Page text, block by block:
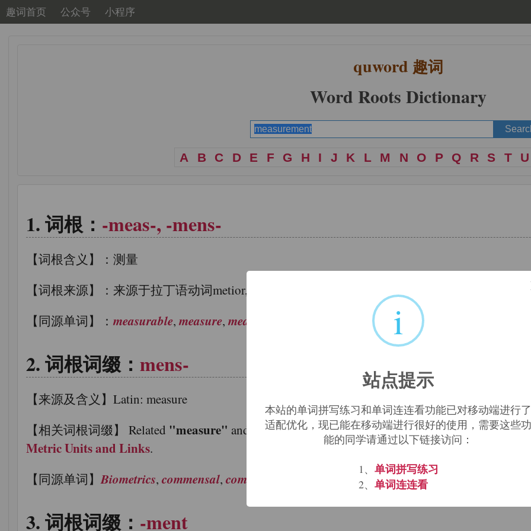
趣词首页 公众号 小程序
quword 趣词
Word Roots Dictionary
A B C D E F G H I J K L M N O P Q R S T U
词根： -meas-, -mens-
【词根含义】：测量
【词根来源】：来源于拉丁语动词metior, metiri, mensus, sum(测量)。可追溯至原始印欧语me-
【同源单词】： measurable, measure, measurement immense
词根词缀： mens-
【来源及含义】Latin: measure
【相关词根词缀】 Related "measure" and "metric"words and charts:meter-, metro- ; Metric
Metric Units and Links.
【同源单词】Biometrics, commensal, commensalism commensurable,commensurably
词根词缀： -ment
i
站点提示
本站的单词拼写练习和单词连连看功能已对移动端进行了
适配优化，现已能在移动端进行很好的使用，需要这些功
能的同学请通过以下链接访问：
1、 单词拼写练习
2、 单词连连看